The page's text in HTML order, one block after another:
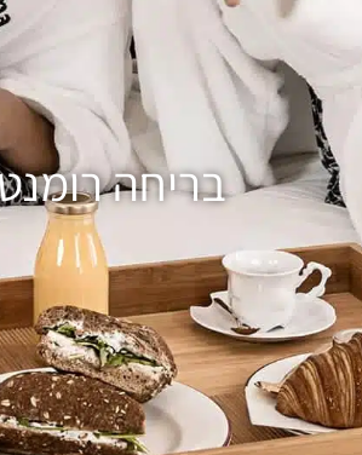
בריחה